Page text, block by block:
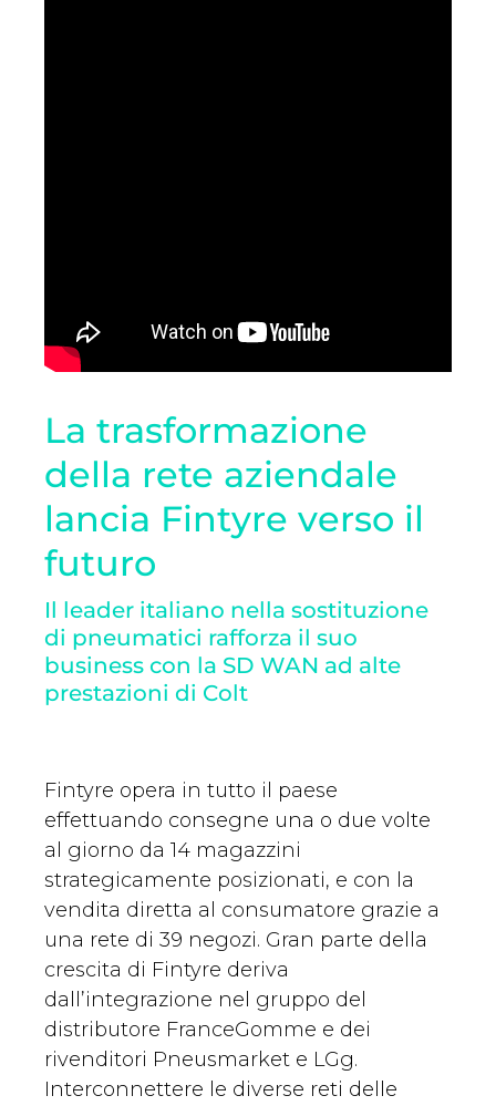
La trasformazione
della rete aziendale
lancia Fintyre verso il
futuro
Il leader italiano nella sostituzione
di pneumatici rafforza il suo
business con la SD WAN ad alte
prestazioni di Colt
Fintyre opera in tutto il paese
effettuando consegne una o due volte
al giorno da 14 magazzini
strategicamente posizionati, e con la
vendita diretta al consumatore grazie a
una rete di 39 negozi. Gran parte della
crescita di Fintyre deriva
dall’integrazione nel gruppo del
distributore FranceGomme e dei
rivenditori Pneusmarket e LGg.
Interconnettere le diverse reti delle